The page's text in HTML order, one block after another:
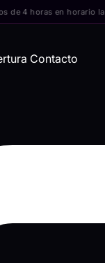
en horario laboral
Contacto